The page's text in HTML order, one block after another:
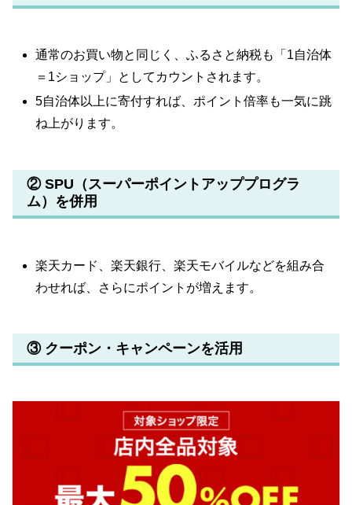
通常のお買い物と同じく、ふるさと納税も「1自治体
＝1ショップ」としてカウントされます。
5自治体以上に寄付すれば、ポイント倍率も一気に跳
ね上がります。
② SPU（スーパーポイントアッププログラ
ム）を併用
楽天カード、楽天銀行、楽天モバイルなどを組み合
わせれば、さらにポイントが増えます。
③ クーポン・キャンペーンを活用